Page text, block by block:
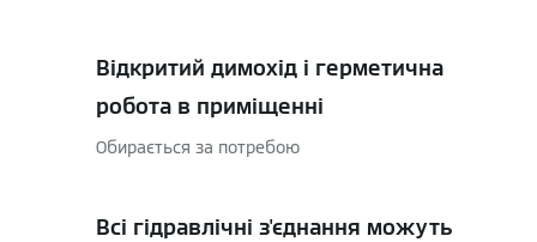
Відкритий димохід і герметична
робота в приміщенні
Обирається за потребою
Всі гідравлічні з'єднання можуть